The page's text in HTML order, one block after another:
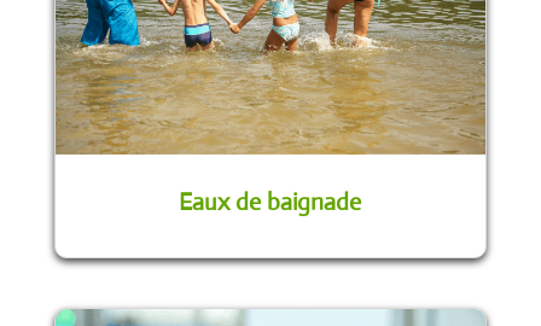
Eaux de baignade